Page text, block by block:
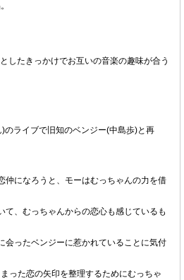
したきっかけでお互いの音楽の趣味が合う
のライブで旧知のベンジー(中島歩)と再
仲になろうと、モーはむっちゃんの力を借
、むっちゃんからの恋心も感じているも
会ったベンジーに惹かれていることに気付
った恋の矢印を整理するためにむっちゃ